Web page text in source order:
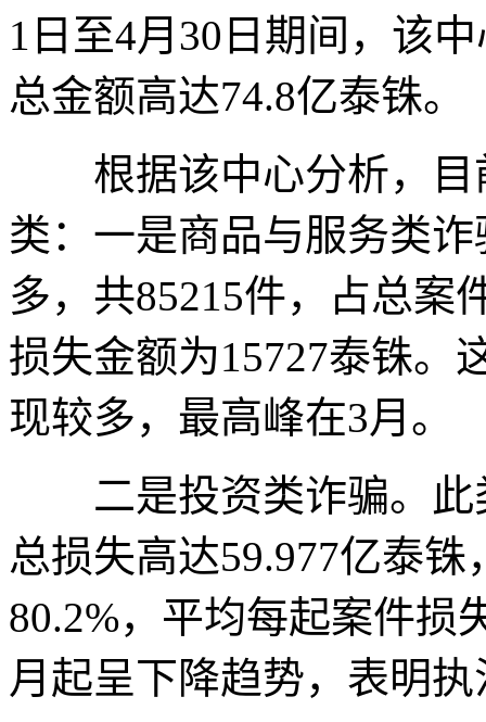
1日至4月30日期间，该
总金额高达74.8亿泰铢。
根据该中心分析，目
类：一是商品与服务类
多，共85215件，占总案
损失金额为15727泰铢。
现较多，最高峰在3月。
二是投资类诈骗。此
总损失高达59.977亿泰
80.2%，平均每起案件损
月起呈下降趋势，表明